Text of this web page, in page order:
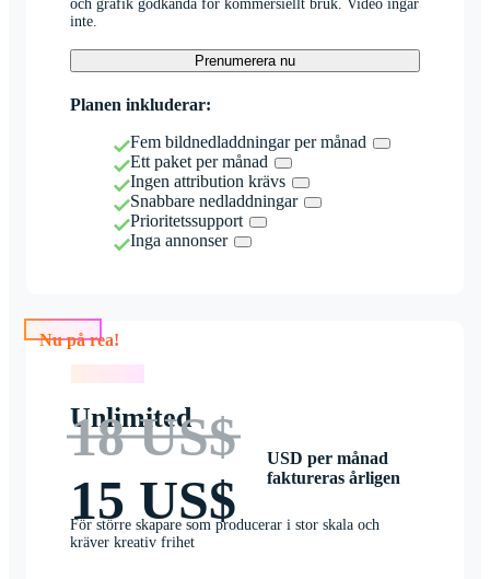
och grafik godkända för kommersiellt bruk. Video ingår
inte.
Prenumerera nu
Planen inkluderar:
Fem bildnedladdningar per månad
Ett paket per månad
Ingen attribution krävs
Snabbare nedladdningar
Prioritetssupport
Inga annonser
Nu på rea!
Unlimited
18 US$
15 US$
USD per månad
faktureras årligen
För större skapare som producerar i stor skala och
kräver kreativ frihet